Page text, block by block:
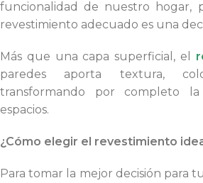
funcionalidad de nuestro hogar,
revestimiento adecuado es una
Más que una capa superficial, el
paredes aporta textura,
transformando por completo
espacios.
¿Cómo elegir el revestimiento
Para tomar la mejor decisión para